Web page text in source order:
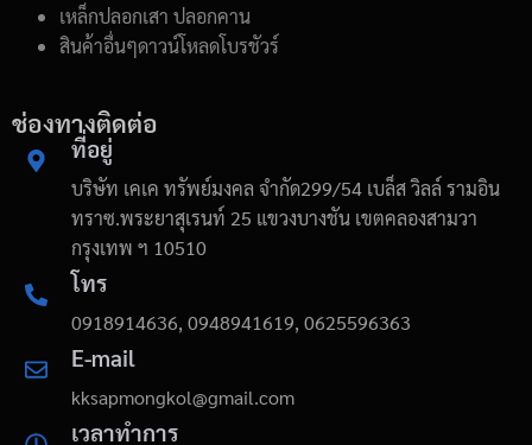
เหล็กปลอกเสา ปลอกคาน
สินค้าอื่นๆดาวน์โหลดโบรชัวร์
ช่องทางติดต่อ
ที่อยู่
บริษัท เคเค ทรัพย์มงคล จำกัด299/54 เบล็ส วิลล์ รามอิน
ทราซ.พระยาสุเรนท์ 25 แขวงบางชัน เขตคลองสามวา
กรุงเทพ ฯ 10510
โทร
0918914636, 0948941619, 0625596363
E-mail
kksapmongkol@gmail.com
เวลาทำการ